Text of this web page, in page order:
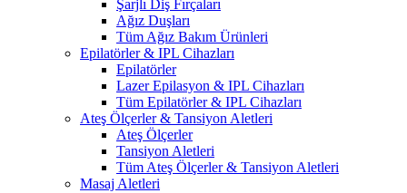
Şarjlı Diş Fırçaları
Ağız Duşları
Tüm Ağız Bakım Ürünleri
Epilatörler & IPL Cihazları
Epilatörler
Lazer Epilasyon & IPL Cihazları
Tüm Epilatörler & IPL Cihazları
Ateş Ölçerler & Tansiyon Aletleri
Ateş Ölçerler
Tansiyon Aletleri
Tüm Ateş Ölçerler & Tansiyon Aletleri
Masaj Aletleri